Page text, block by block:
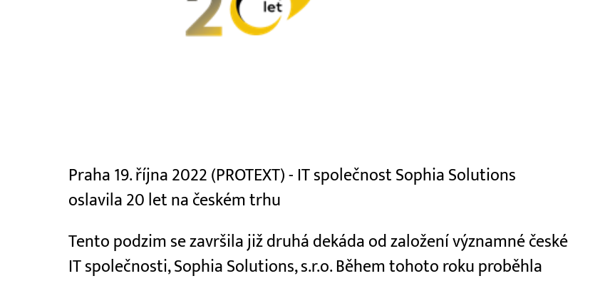
Praha 19. října 2022 (PROTEXT) - IT společnost Sophia Solutions
oslavila 20 let na českém trhu
Tento podzim se završila již druhá dekáda od založení významné české
IT společnosti, Sophia Solutions, s.r.o. Během tohoto roku proběhla